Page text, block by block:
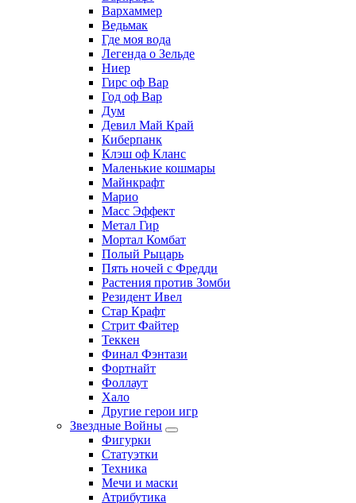
Вархаммер
Ведьмак
Где моя вода
Легенда о Зельде
Ниер
Гирс оф Вар
Год оф Вар
Дум
Девил Май Край
Киберпанк
Клэш оф Кланс
Маленькие кошмары
Майнкрафт
Марио
Масс Эффект
Метал Гир
Мортал Комбат
Полый Рыцарь
Пять ночей с Фредди
Растения против Зомби
Резидент Ивел
Стар Крафт
Стрит Файтер
Теккен
Финал Фэнтази
Фортнайт
Фоллаут
Хало
Другие герои игр
Звездные Войны
Фигурки
Статуэтки
Техника
Мечи и маски
Атрибутика